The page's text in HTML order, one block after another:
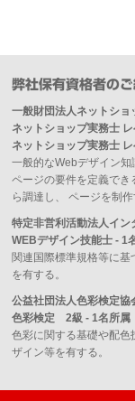
弊社保有資格者の
一般財団法人ネットショ
ネットショップ実務士
ネットショップ実務士
一般的なWebデザイン知
ページの要件を定義でき
ら調達し、 ページを制作
特定非営利活動法人イ
WEBデザイン技能士 - 1
関連国際標準規格等に
を有する。
公益社団法人色彩検定協
色彩検定 2級 - 1名所属
色彩に関する基礎や配
ザイン等を有する。